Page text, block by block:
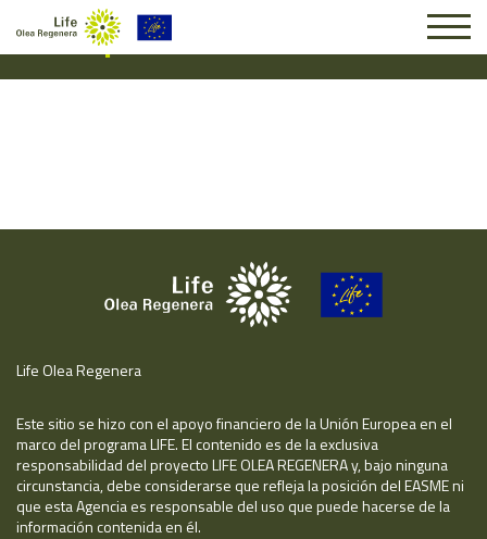
Suscripción #16036
Life Olea Regenera
Este sitio se hizo con el apoyo financiero de la Unión Europea en el
marco del programa LIFE. El contenido es de la exclusiva
responsabilidad del proyecto LIFE OLEA REGENERA y, bajo ninguna
circunstancia, debe considerarse que refleja la posición del EASME ni
que esta Agencia es responsable del uso que puede hacerse de la
información contenida en él.